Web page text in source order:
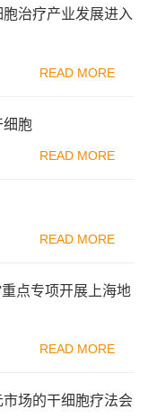
治疗产业发展进入
READ MORE
细胞
READ MORE
READ MORE
点专项开展上海地
READ MORE
场的干细胞疗法会